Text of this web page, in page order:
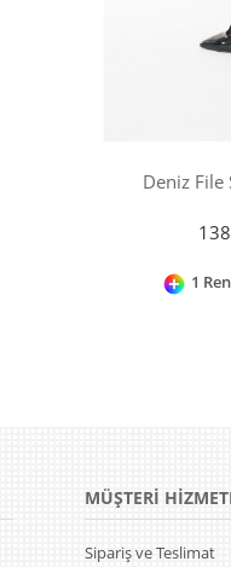
Deniz File
1
MÜŞTERİ
Sipariş ve Teslimat